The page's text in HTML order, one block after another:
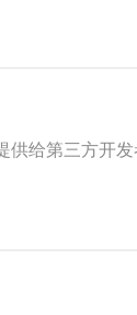
给第三方开